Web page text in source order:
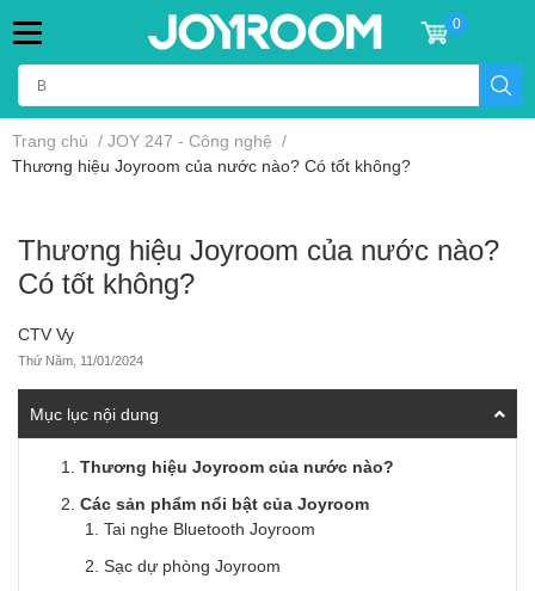
0
Trang chủ / JOY 247 - Công nghệ /
Thương hiệu Joyroom của nước nào? Có tốt không?
Thương hiệu Joyroom của nước nào?
Có tốt không?
CTV Vy
Thứ Năm, 11/01/2024
Mục lục nội dung
Thương hiệu Joyroom của nước nào?
Các sản phẩm nổi bật của Joyroom
Tai nghe Bluetooth Joyroom
Sạc dự phòng Joyroom